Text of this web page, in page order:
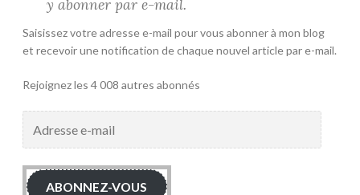
y abonner par e-mail.
Saisissez votre adresse e-mail pour vous abonner à mon blog
et recevoir une notification de chaque nouvel article par e-mail.
Rejoignez les 4 008 autres abonnés
ABONNEZ-VOUS